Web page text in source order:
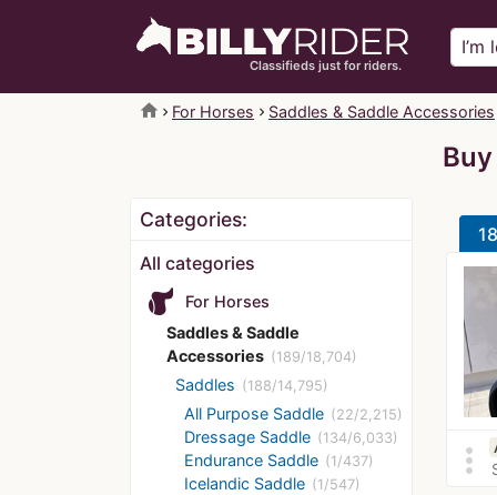
Classifieds just for riders.
home For Horses Saddles & Saddle Accessories
Categories:
All categories
For Horses
Saddles & Saddle
Accessories (189/18,704)
Saddles (188/14,795)
All Purpose Saddle (22/2,215)
Dressage Saddle (134/6,033)
Endurance Saddle (1/437)
Icelandic Saddle (1/547)
more_vert